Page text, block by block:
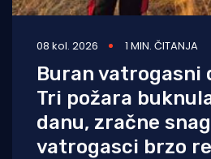
08 kol. 2026 1 MIN. ČITANJA
Buran vatrogasni
Tri požara
danu, zračne
vatrogasci brzo